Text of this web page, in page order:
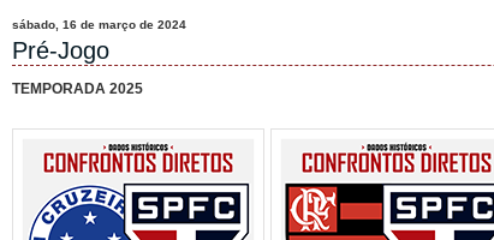
sábado, 16 de março de 2024
Pré-Jogo
TEMPORADA 2025